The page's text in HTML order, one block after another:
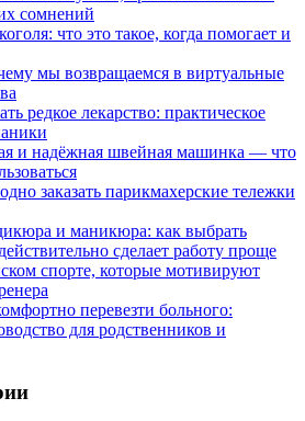
сомнений
что это такое, когда помогает и
мы возвращаемся в виртуальные
редкое лекарство: практическое
и надёжная швейная машинка — что
заказать парикмахерские тележки
и маникюра: как выбрать
сделает работу проще
спорте, которые мотивируют
перевезти больного:
для родственников и